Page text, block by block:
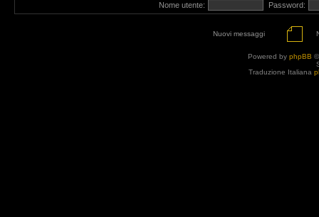
Nome utente: Password:
Nuovi messaggi
Powered by phpBB
Traduzione Italiana